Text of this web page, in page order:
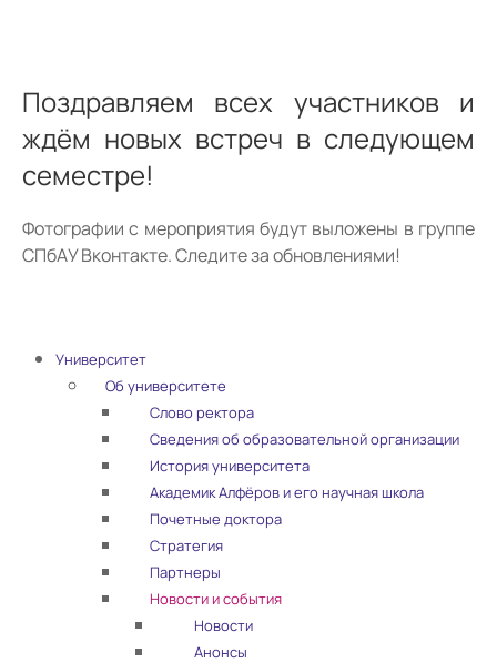
Поздравляем всех участников и
ждём новых встреч в следующем
семестре!
Фотографии с мероприятия будут выложены в группе
СПбАУ Вконтакте. Следите за обновлениями!
Университет
Об университете
Слово ректора
Сведения об образовательной организации
История университета
Академик Алфёров и его научная школа
Почетные доктора
Стратегия
Партнеры
Новости и события
Новости
Анонсы